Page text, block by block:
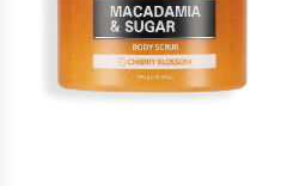
СУММА: